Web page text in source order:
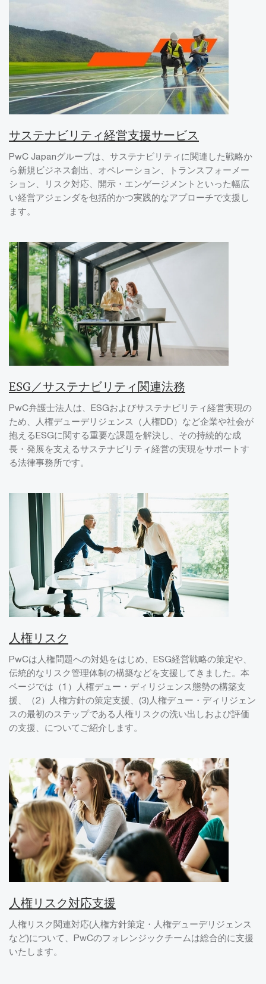
サステナビリティ経営支援サービス
PwC Japanグループは、サステナビリティに関連した戦略か
ら新規ビジネス創出、オペレーション、トランスフォーメー
ション、リスク対応、開示・エンゲージメントといった幅広
い経営アジェンダを包括的かつ実践的なアプローチで支援し
ます。
ESG／サステナビリティ関連法務
PwC弁護士法人は、ESGおよびサステナビリティ経営実現の
ため、人権デューデリジェンス（人権DD）など企業や社会が
抱えるESGに関する重要な課題を解決し、その持続的な成
長・発展を支えるサステナビリティ経営の実現をサポートす
る法律事務所です。
人権リスク
PwCは人権問題への対処をはじめ、ESG経営戦略の策定や、
伝統的なリスク管理体制の構築などを支援してきました。本
ページでは（1）人権デュー・ディリジェンス態勢の構築支
援、（2）人権方針の策定支援、(3)人権デュー・ディリジェン
スの最初のステップである人権リスクの洗い出しおよび評価
の支援、についてご紹介します。
人権リスク対応支援
人権リスク関連対応(人権方針策定・人権デューデリジェンス
など)について、PwCのフォレンジックチームは総合的に支援
いたします。